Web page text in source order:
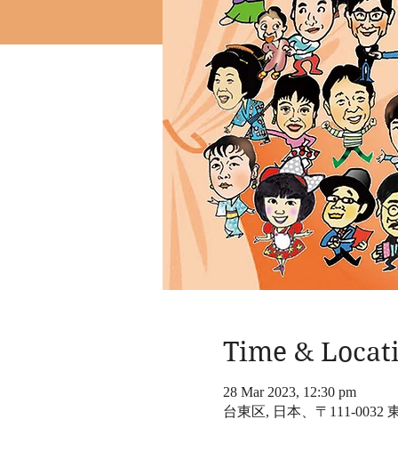
Time &
28 Mar 2023, 12:30 pm
台東区, 日本、〒111-0032